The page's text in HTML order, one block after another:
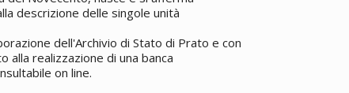
descrizione delle singole unità
dell'Archivio di Stato di Prato e con
alla realizzazione di una banca
on line.